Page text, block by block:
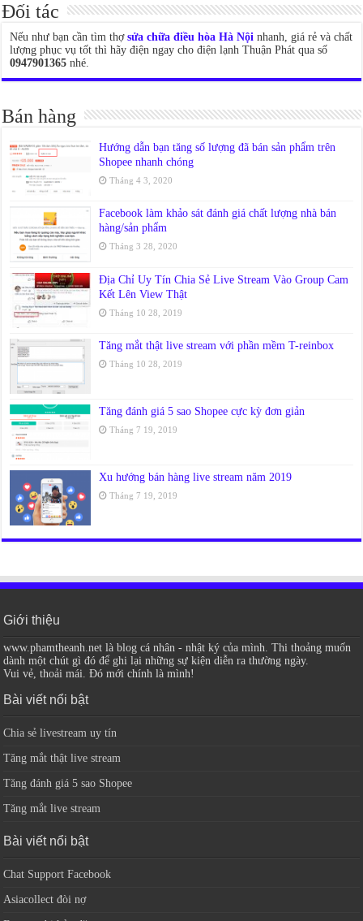
Đối tác
Nếu như bạn cần tìm thợsửa chữa điều hòa Hà Nội nhanh, giá rẻ và chất
lượng phục vụ tốt thì hãy điện ngay cho điện lạnh Thuận Phát qua số
0947901365 nhé.
Bán hàng
Hướng dẫn bạn tăng số lượng đã bán sản phẩm trên
Shopee nhanh chóng
Tháng 4 3, 2020
Facebook làm khảo sát đánh giá chất lượng nhà bán
hàng/sản phẩm
Tháng 3 28, 2020
Địa Chỉ Uy Tín Chia Sẻ Live Stream Vào Group Cam
Kết Lên View Thật
Tháng 10 28, 2019
Tăng mắt thật live stream với phần mềm T-reinbox
Tháng 10 28, 2019
Tăng đánh giá 5 sao Shopee cực kỳ đơn giản
Tháng 7 19, 2019
Xu hướng bán hàng live stream năm 2019
Tháng 7 19, 2019
Giới thiệu
www.phamtheanh.net là blog cá nhân - nhật ký của mình. Thi thoảng muốn
dành một chút gì đó để ghi lại những sự kiện diễn ra thường ngày.
Vui vẻ, thoải mái. Đó mới chính là mình!
Bài viết nổi bật
Chia sẻ livestream uy tín
Tăng mắt thật live stream
Tăng đánh giá 5 sao Shopee
Tăng mắt live stream
Bài viết nổi bật
Chat Support Facebook
Asiacollect đòi nợ